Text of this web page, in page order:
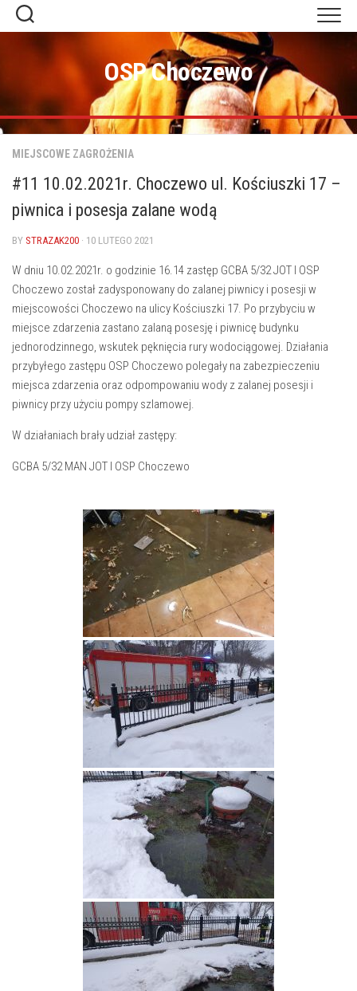
Skip
content
OSP Choczewo
MIEJSCOWE ZAGROŻENIA
#11 10.02.2021r. Choczewo ul. Kościuszki 17 –
piwnica i posesja zalane wodą
BY STRAZAK200 · 10 LUTEGO 2021
W dniu 10.02.2021r. o godzinie 16.14 zastęp GCBA 5/32 JOT I OSP
Choczewo został zadysponowany do zalanej piwnicy i posesji w
miejscowości Choczewo na ulicy Kościuszki 17. Po przybyciu w
miejsce zdarzenia zastano zalaną posesję i piwnicę budynku
jednorodzinnego, wskutek pęknięcia rury wodociągowej. Działania
przybyłego zastępu OSP Choczewo polegały na zabezpieczeniu
miejsca zdarzenia oraz odpompowaniu wody z zalanej posesji i
piwnicy przy użyciu pompy szlamowej.
W działaniach brały udział zastępy:
GCBA 5/32 MAN JOT I OSP Choczewo